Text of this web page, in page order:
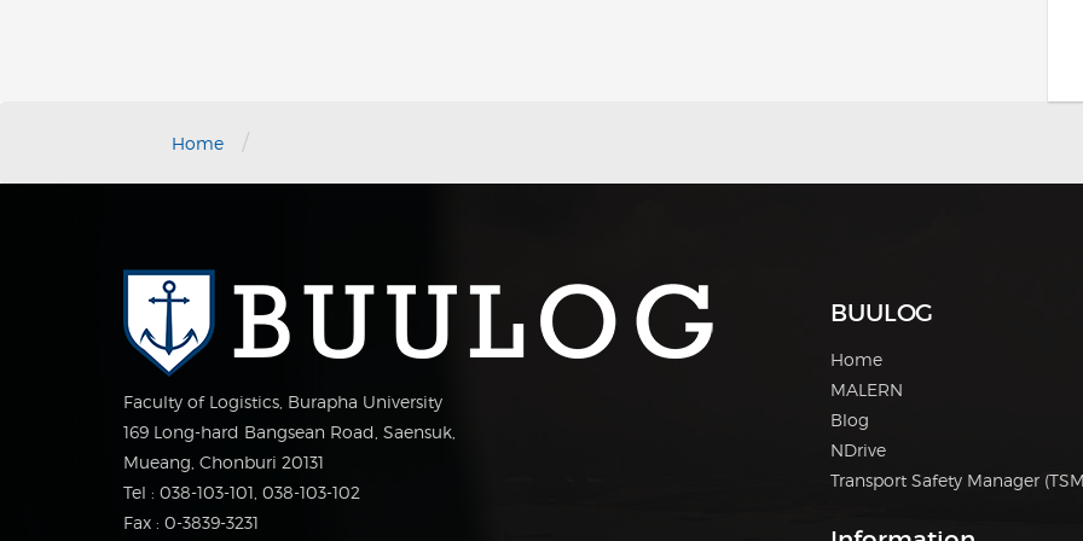
Home /
Faculty of Logistics, Burapha University
169 Long-hard Bangsean Road, Saensuk,
Mueang, Chonburi 20131
Tel : 038-103-101, 038-103-102
Fax : 0-3839-3231
BUULOG
Home
MALERN
Blog
NDrive
Transport Safety Manager